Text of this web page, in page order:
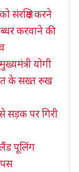
संरक्षित करने
करवाने की
योगी
के सख्त रुख
सड़क पर गिरी
पूलिंग